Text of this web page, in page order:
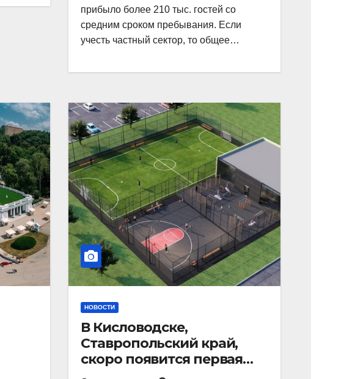
прибыло более 210 тыс. гостей со
средним сроком пребывания. Если
учесть частный сектор, то общее…
НОВОСТИ
В Кисловодске,
Ставропольский край,
скоро появится первая
«умная площадка».